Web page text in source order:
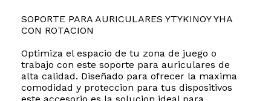
SOPORTE PARA AURICULARES YTYKINOY YHA
CON ROTACION
Optimiza el espacio de tu zona de juego o
trabajo con este soporte para auriculares de
alta calidad. Diseñado para ofrecer la maxima
comodidad y proteccion para tus dispositivos